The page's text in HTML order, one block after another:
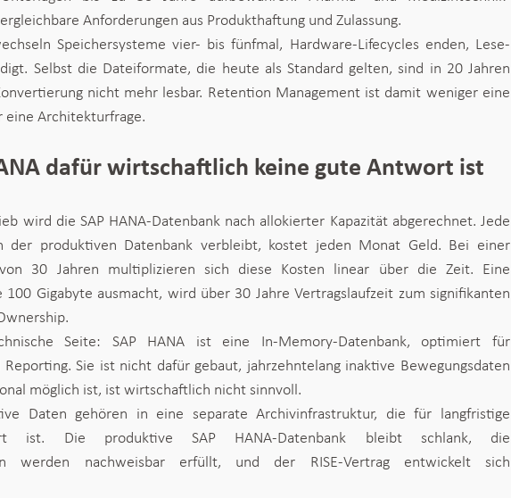
Anforderungen aus Produkthaftung und Zulassung.
Speichersysteme vier- bis fünfmal, Hardware-Lifecycles enden, Lese-
Selbst die Dateiformate, die heute als Standard gelten, sind in 20 Jahren
nicht mehr lesbar. Retention Management ist damit weniger eine
eine Architekturfrage.
dafür wirtschaftlich keine gute Antwort ist
wird die SAP HANA-Datenbank nach allokierter Kapazität abgerechnet. Jede
der produktiven Datenbank verbleibt, kostet jeden Monat Geld. Bei einer
30 Jahren multiplizieren sich diese Kosten linear über die Zeit. Eine
Gigabyte ausmacht, wird über 30 Jahre Vertragslaufzeit zum signifikanten
Seite: SAP HANA ist eine In-Memory-Datenbank, optimiert für
Sie ist nicht dafür gebaut, jahrzehntelang inaktive Bewegungsdaten
möglich ist, ist wirtschaftlich nicht sinnvoll.
Daten gehören in eine separate Archivinfrastruktur, die für langfristige
ist. Die produktive SAP HANA-Datenbank bleibt schlank, die
werden nachweisbar erfüllt, und der RISE-Vertrag entwickelt sich